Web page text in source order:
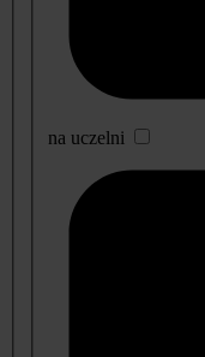
na uczelni